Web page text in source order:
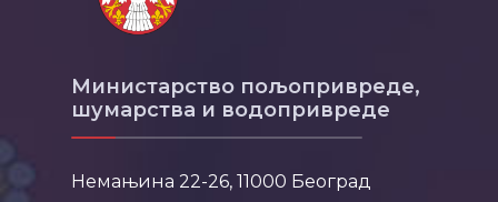
Министарство пољопривреде,
шумарства и водопривреде
Немањина 22-26, 11000 Београд